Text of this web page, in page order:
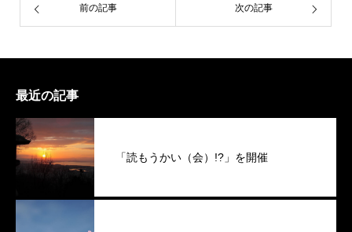
前の記事 次の記事
最近の記事
「読もうかい（会）!?」を開催